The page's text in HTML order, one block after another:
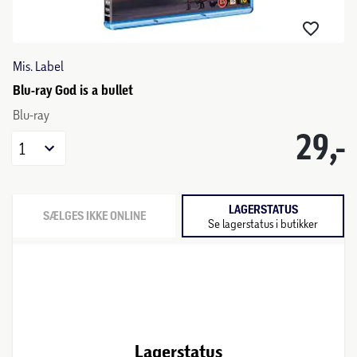
Mis. Label
Blu-ray God is a bullet
Blu-ray
29,-
1
SÆLGES IKKE ONLINE LAGERSTATUS
Se lagerstatus i butikker
Lagerstatus